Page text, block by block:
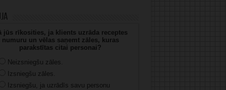
jūs rīkosities, ja klients uzrāda receptes
numuru un vēlas saņemt zāles, kuras
parakstītas citai personai?
Neizsniegšu zāles.
Izsniegšu zāles.
Izsniegšu, ja uzrādīs savu personu